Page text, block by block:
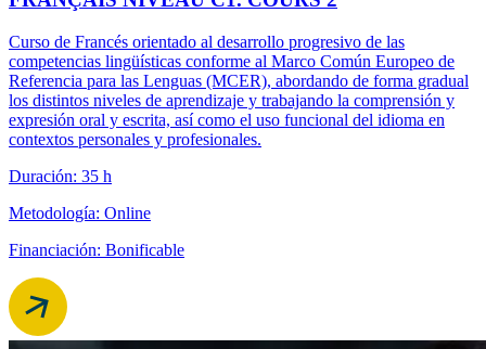
Curso de Francés orientado al desarrollo progresivo de las
competencias lingüísticas conforme al Marco Común Europeo de
Referencia para las Lenguas (MCER), abordando de forma gradual
los distintos niveles de aprendizaje y trabajando la comprensión y
expresión oral y escrita, así como el uso funcional del idioma en
contextos personales y profesionales.
Duración: 35 h
Metodología: Online
Financiación: Bonificable